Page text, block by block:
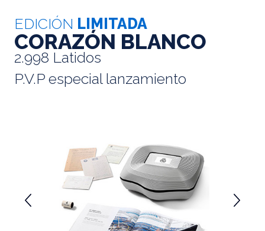
EDICIÓN LIMITADA
CORAZÓN BLANCO
2.998 Latidos
P.V.P especial lanzamiento